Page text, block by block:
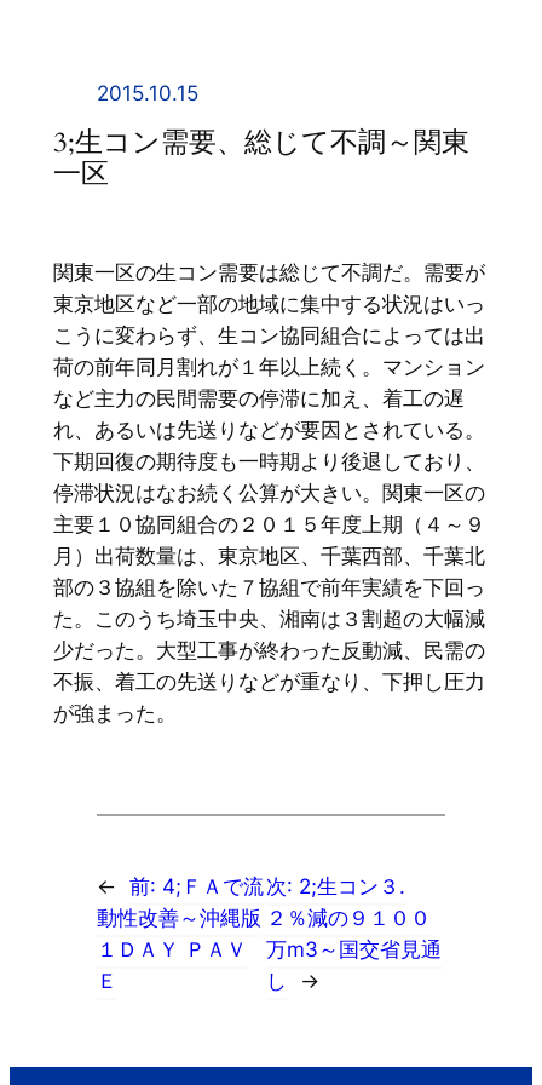
2015.10.15
3;生コン需要、総じて不調～関東
一区
関東一区の生コン需要は総じて不調だ。需要が
東京地区など一部の地域に集中する状況はいっ
こうに変わらず、生コン協同組合によっては出
荷の前年同月割れが１年以上続く。マンション
など主力の民間需要の停滞に加え、着工の遅
れ、あるいは先送りなどが要因とされている。
下期回復の期待度も一時期より後退しており、
停滞状況はなお続く公算が大きい。関東一区の
主要１０協同組合の２０１５年度上期（４～９
月）出荷数量は、東京地区、千葉西部、千葉北
部の３協組を除いた７協組で前年実績を下回っ
た。このうち埼玉中央、湘南は３割超の大幅減
少だった。大型工事が終わった反動減、民需の
不振、着工の先送りなどが重なり、下押し圧力
が強まった。
← 前: 4;ＦＡで流
動性改善～沖縄版
１ＤＡＹ ＰＡＶ
Ｅ
次: 2;生コン３.
２％減の９１００
万m3～国交省見通
し
→